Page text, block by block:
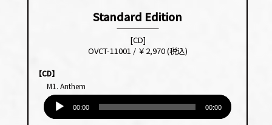
Standard Edition
[CD]
OVCT-11001 / ￥2,970 (税込)
【CD】
M1. Anthem
00:00 00:00